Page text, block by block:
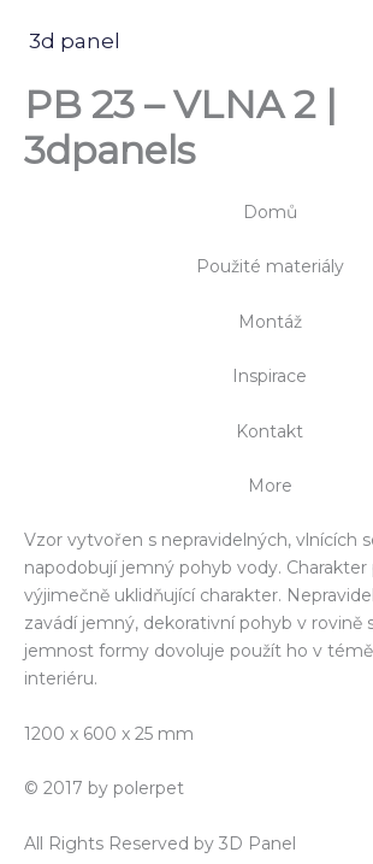
3d panel
PB 23 – VLNA 2 |
3dpanels
Domů
Použité materiály
Montáž
Inspirace
Kontakt
More
Vzor vytvořen s nepravidelných, vlnících
napodobují jemný pohyb vody. Charakter
výjimečně uklidňující charakter.
zavádí jemný, dekorativní pohyb v rovině
jemnost formy dovoluje použít ho v
interiéru.
1200 x 600 x 25 mm
© 2017 by polerpet
All Rights Reserved by 3D Panel